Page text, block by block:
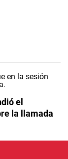
el
la llamada